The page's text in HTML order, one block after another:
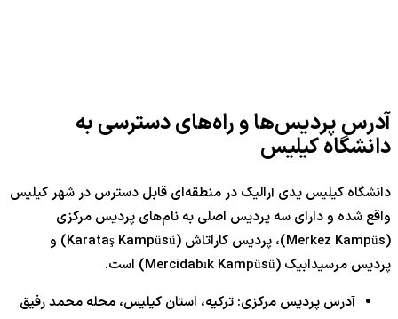
آدرس پردیس‌ها و راه‌های دسترسی به
دانشگاه کیلیس
دانشگاه کیلیس یدی آرالیک در منطقه‌ای قابل دسترس در شهر کیلیس
واقع شده و دارای سه پردیس اصلی به نام‌های پردیس مرکزی
(Merkez Kampüs)، پردیس کاراتاش (Karataş Kampüsü) و
پردیس مرسیدابیک (Mercidabık Kampüsü) است.
آدرس پردیس مرکزی: ترکیه، استان کیلیس، محله محمد رفیق